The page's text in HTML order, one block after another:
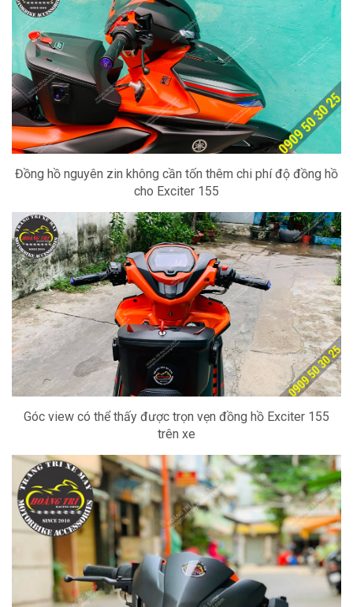
Đồng hồ nguyên zin không cần tốn thêm chi phí độ đồng hồ
cho Exciter 155
Góc view có thể thấy được trọn vẹn đồng hồ Exciter 155
trên xe